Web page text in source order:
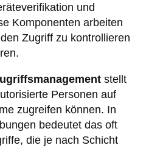
und
Komponenten arbeiten
Zugriff zu kontrollieren
stellt
Personen auf
zugreifen können. In
bedeutet das oft
die je nach Schicht